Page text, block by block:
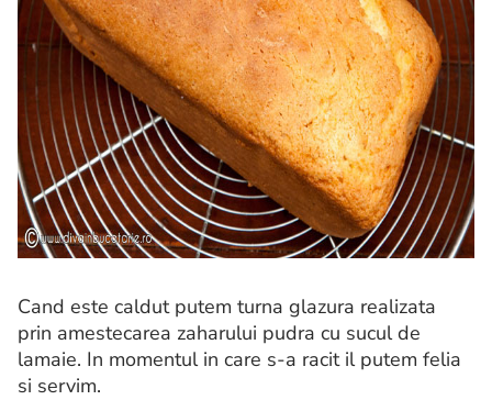
Cand este caldut putem turna glazura realizata
prin amestecarea zaharului pudra cu sucul de
lamaie. In momentul in care s-a racit il putem felia
si servim.